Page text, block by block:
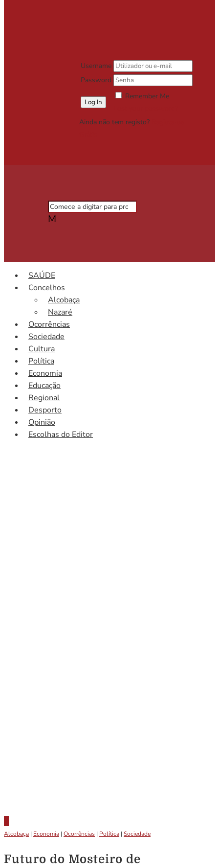
Username
Password
Remember Me
Ainda não tem registo?
M
SAÚDE
Concelhos
Alcobaça
Nazaré
Ocorrências
Sociedade
Cultura
Política
Economia
Educação
Regional
Desporto
Opinião
Escolhas do Editor
Alcobaça | Economia | Ocorrências | Política | Sociedade
Futuro do Mosteiro de